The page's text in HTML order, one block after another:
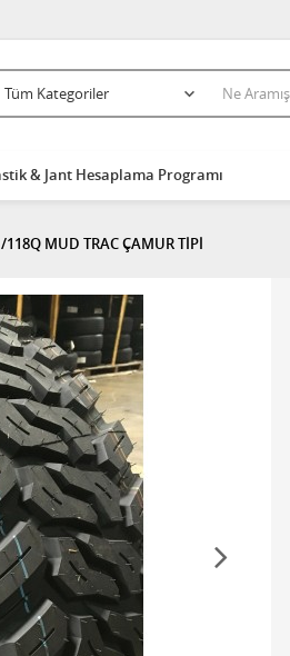
& Jant Hesaplama Programı
118Q MUD TRAC ÇAMUR TİPİ